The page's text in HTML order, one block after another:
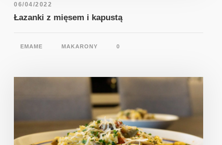
06/04/2022
Łazanki z mięsem i kapustą
EMAME MAKARONY 0